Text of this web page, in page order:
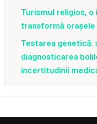
Turismul religios,
transformă
Testarea genetică:
diagnosticarea
incertitudinii